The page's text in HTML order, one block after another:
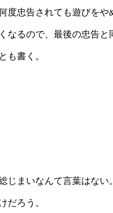
度忠告されても遊びを
なるので、最後の忠告と
も書く。
じまいなんて言葉はな
だろう。